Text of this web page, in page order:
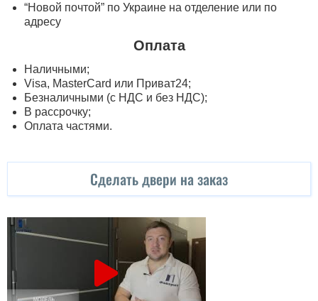
“Новой почтой” по Украине на отделение или по
адресу
Оплата
Наличными;
Visa, MasterСard или Приват24;
Безналичными (с НДС и без НДС);
В рассрочку;
Оплата частями.
Сделать двери на заказ